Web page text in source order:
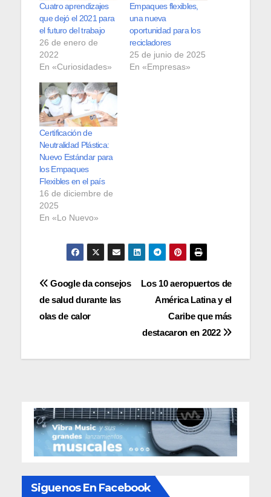
Cuatro aprendizajes
que dejó el 2021 para
el futuro del trabajo
26 de enero de
2022
En «Curiosidades»
Empaques flexibles,
una nueva
oportunidad para los
recicladores
25 de junio de 2025
En «Empresas»
Certificación de
Neutralidad Plástica:
Nuevo Estándar para
los Empaques
Flexibles en el país
16 de diciembre de
2025
En «Lo Nuevo»
Navegación
de
Los 10 aeropuertos de
América Latina y el
Caribe que más
destacaron en 2022
Google da consejos
de salud durante las
olas de calor
Siguenos En Facebook